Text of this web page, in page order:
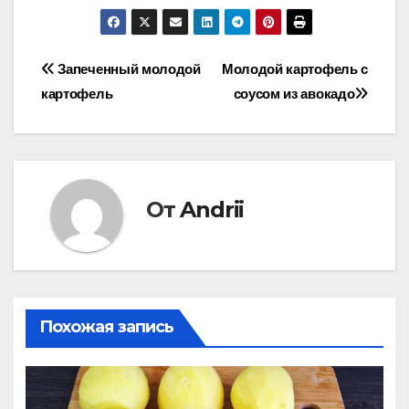
Навигация
по
Молодой картофель с
соусом из авокадо
Запеченный молодой
картофель
ОтAndrii
Похожая запись